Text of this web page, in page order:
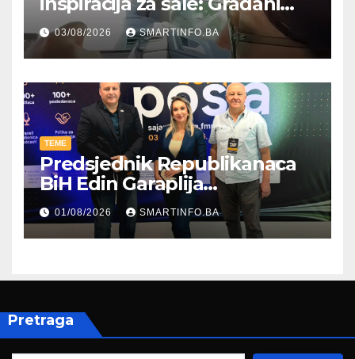
kroz parodiju poslali poruku
03/08/2026 SMARTINFO.BA
TEME
Predsjednik Republikanaca
BiH Edin Garaplija
prisustvovao prezentaciji
Federalnog sajma
zapošljavanja
01/08/2026 SMARTINFO.BA
Pretraga